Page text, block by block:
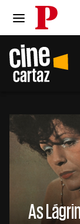
Ir para o conteúdo
Ir para
//
As